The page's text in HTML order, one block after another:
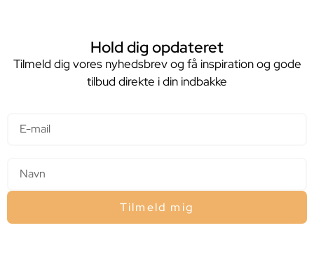
Hold dig opdateret
Tilmeld dig vores nyhedsbrev og få inspiration og gode
tilbud direkte i din indbakke
Tilmeld mig